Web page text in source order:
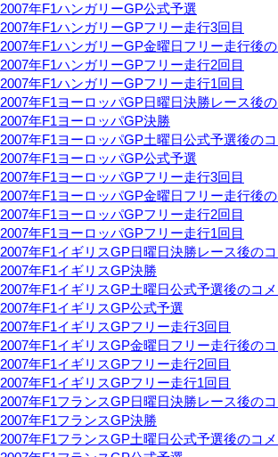
2007年F1ハンガリーGP公式予選
2007年F1ハンガリーGPフリー走行3回目
2007年F1ハンガリーGP金曜日フリー走行後
2007年F1ハンガリーGPフリー走行2回目
2007年F1ハンガリーGPフリー走行1回目
2007年F1ヨーロッパGP日曜日決勝レース後
2007年F1ヨーロッパGP決勝
2007年F1ヨーロッパGP土曜日公式予選後の
2007年F1ヨーロッパGP公式予選
2007年F1ヨーロッパGPフリー走行3回目
2007年F1ヨーロッパGP金曜日フリー走行後
2007年F1ヨーロッパGPフリー走行2回目
2007年F1ヨーロッパGPフリー走行1回目
2007年F1イギリスGP日曜日決勝レース後の
2007年F1イギリスGP決勝
2007年F1イギリスGP土曜日公式予選後のコ
2007年F1イギリスGP公式予選
2007年F1イギリスGPフリー走行3回目
2007年F1イギリスGP金曜日フリー走行後の
2007年F1イギリスGPフリー走行2回目
2007年F1イギリスGPフリー走行1回目
2007年F1フランスGP日曜日決勝レース後の
2007年F1フランスGP決勝
2007年F1フランスGP土曜日公式予選後のコ